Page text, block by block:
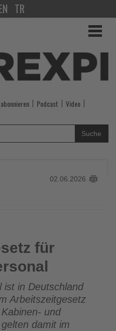
TR
Podcast
Video
Suche
02.06.2026
Personal
für
ist in Deutschland
Arbeitszeitgesetz
und
damit im